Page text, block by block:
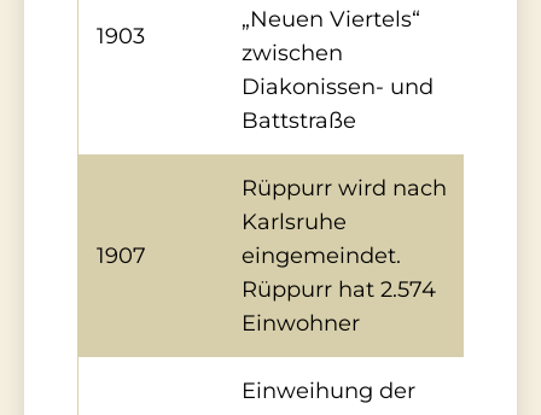
1903
„Neuen Viertels“
zwischen
Diakonissen- und
Battstraße
1907
Rüppurr wird nach
Karlsruhe
eingemeindet.
Rüppurr hat 2.574
Einwohner
Einweihung der